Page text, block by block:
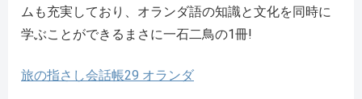
ムも充実しており、オランダ語の知識と文化を同時に
学ぶことができるまさに一石二鳥の1冊!
旅の指さし会話帳29 オランダ